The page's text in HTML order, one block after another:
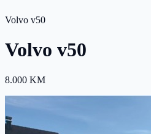
Volvo v50
Volvo v50
8.000 KM